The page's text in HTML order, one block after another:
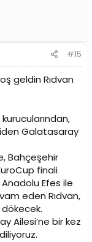
#15
geldin Rıdvan
Galatasaray
Bahçeşehir
finali
Efes ile
eden Rıdvan,
dökecek.
Ailesi’ne bir kez